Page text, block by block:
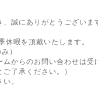
誠にありがとうございま
暇を頂戴いたします。
）
ムからのお問い合わせは
了承ください。）
。